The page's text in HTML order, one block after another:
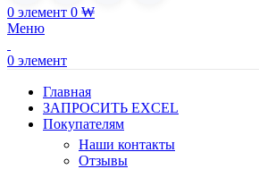
0 элемент 0 ₩
Меню
0 элемент
Главная
ЗАПРОСИТЬ EXCEL
Покупателям
Наши контакты
Отзывы